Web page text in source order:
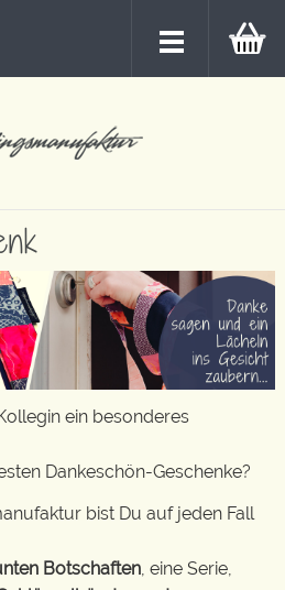
ein besonderes
Dankeschön-Geschenke?
bist Du auf jeden Fall
Botschaften , eine Serie,